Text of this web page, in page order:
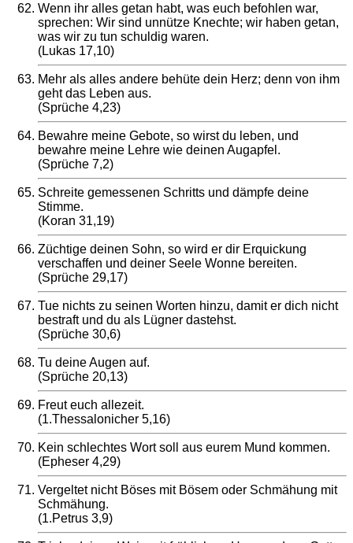
Wenn ihr alles getan habt, was euch befohlen war,
sprechen: Wir sind unnütze Knechte; wir haben getan,
was wir zu tun schuldig waren.
(Lukas 17,10)
Mehr als alles andere behüte dein Herz; denn von ihm
geht das Leben aus.
(Sprüche 4,23)
Bewahre meine Gebote, so wirst du leben, und
bewahre meine Lehre wie deinen Augapfel.
(Sprüche 7,2)
Schreite gemessenen Schritts und dämpfe deine
Stimme.
(Koran 31,19)
Züchtige deinen Sohn, so wird er dir Erquickung
verschaffen und deiner Seele Wonne bereiten.
(Sprüche 29,17)
Tue nichts zu seinen Worten hinzu, damit er dich nicht
bestraft und du als Lügner dastehst.
(Sprüche 30,6)
Tu deine Augen auf.
(Sprüche 20,13)
Freut euch allezeit.
(1.Thessalonicher 5,16)
Kein schlechtes Wort soll aus eurem Mund kommen.
(Epheser 4,29)
Vergeltet nicht Böses mit Bösem oder Schmähung mit
Schmähung.
(1.Petrus 3,9)